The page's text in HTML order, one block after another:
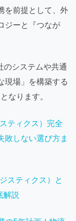
を前提として、外
ジーと『つなが
のシステムや共通
現場」を構築する
なります。
ティクス）完全
敗しない選び方ま
スティクス）と
解説